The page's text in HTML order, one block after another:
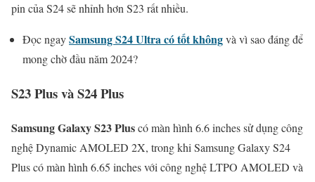
pin của S24 sẽ nhỉnh hơn S23 rất nhiều.
Đọc ngaySamsung S24 Ultra có tốt khôngvà vì sao đáng để
mong chờ đầu năm 2024?
S23 Plus và S24 Plus
Samsung Galaxy S23 Pluscó màn hình 6.6 inches sử dụng công
nghệ Dynamic AMOLED 2X, trong khi Samsung Galaxy S24
Plus có màn hình 6.65 inches với công nghệ LTPO AMOLED và